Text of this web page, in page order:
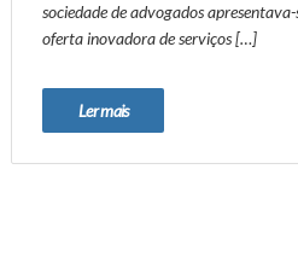
sociedade de advogados
oferta inovadora de serviços […]
Ler mais